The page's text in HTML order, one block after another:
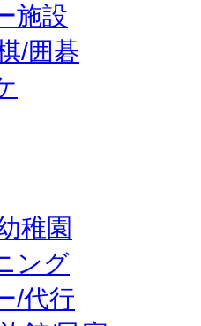
施設
/囲碁
稚園
ング
/代行